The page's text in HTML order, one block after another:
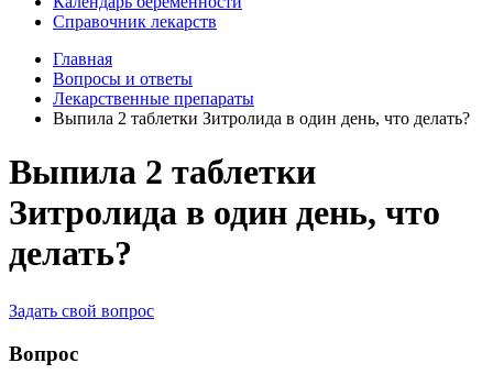
Справочник лекарств
Главная
Вопросы и ответы
Лекарственные препараты
Выпила 2 таблетки Зитролида в один день, что делать?
Выпила 2 таблетки
Зитролида в один день, что
делать?
Задать свой вопрос
Вопрос